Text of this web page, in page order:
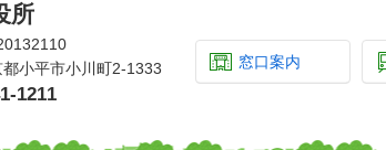
所
小平市小川町2-1333
1211
窓口案内